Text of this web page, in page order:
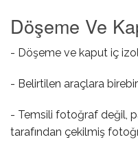
Döşeme Ve
- Döşeme ve kaput iç
- Belirtilen araçlara
- Temsili fotoğraf değil,
tarafından çekilmiş